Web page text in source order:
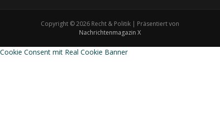
Copyright © 2026 Recht & Politik | Präsentiert von
Nachrichtenmagazin X
Cookie Consent mit Real Cookie Banner